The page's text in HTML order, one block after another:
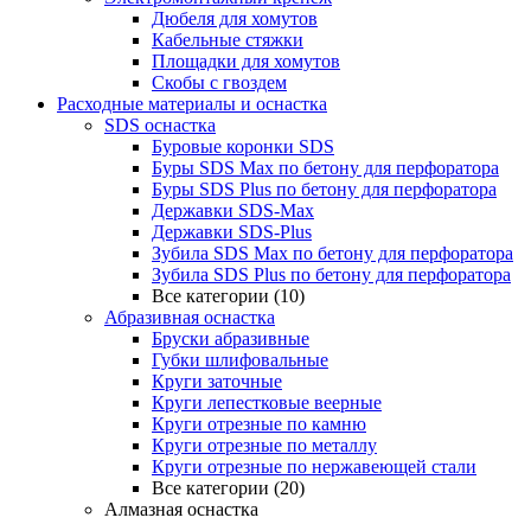
Дюбеля для хомутов
Кабельные стяжки
Площадки для хомутов
Скобы с гвоздем
Расходные материалы и оснастка
SDS оснастка
Буровые коронки SDS
Буры SDS Max по бетону для перфоратора
Буры SDS Plus по бетону для перфоратора
Державки SDS-Max
Державки SDS-Plus
Зубила SDS Mах по бетону для перфоратора
Зубила SDS Plus по бетону для перфоратора
Все категории (10)
Абразивная оснастка
Бруски абразивные
Губки шлифовальные
Круги заточные
Круги лепестковые веерные
Круги отрезные по камню
Круги отрезные по металлу
Круги отрезные по нержавеющей стали
Все категории (20)
Алмазная оснастка